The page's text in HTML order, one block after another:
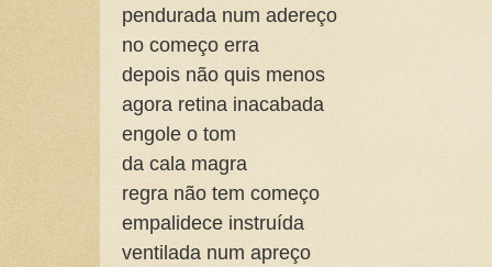
pendurada num adereço
no começo erra
depois não quis menos
agora retina inacabada
engole o tom
da cala magra
regra não tem começo
empalidece instruída
ventilada num apreço